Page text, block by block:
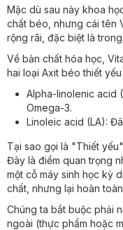
Mặc dù sau này khoa
chất béo, nhưng cái tên
rộng rãi, đặc biệt là
Về bản chất hóa học,
hai loại Axit béo thiết
Alpha-linolenic acid
Omega-3.
Linoleic acid (LA):
Tại sao gọi là "Thiết
Đây là điểm quan trọng
một cỗ máy sinh học kỳ
chất, nhưng lại hoàn
Chúng ta bắt buộc phải
ngoài (thực phẩm hoặc